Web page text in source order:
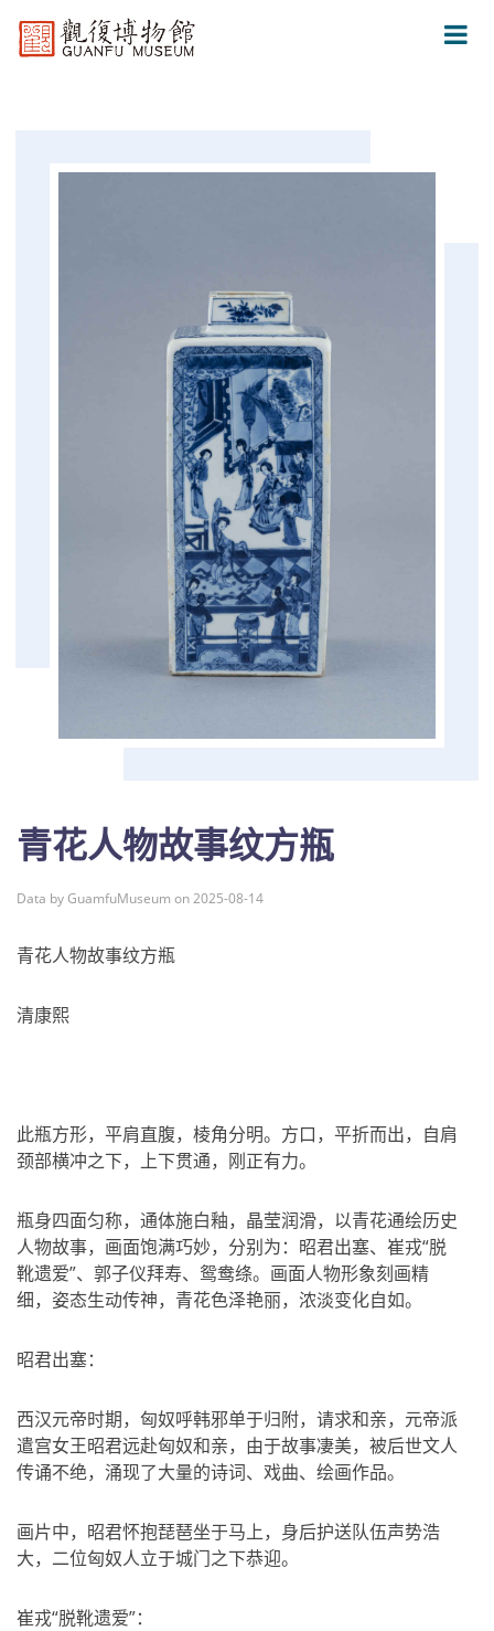
青花人物故事纹方瓶
Data by GuamfuMuseum on 2025-08-14
青花人物故事纹方瓶
清康熙
此瓶方形，平肩直腹，棱角分明。方口，平折而出，自肩
颈部横冲之下，上下贯通，刚正有力。
瓶身四面匀称，通体施白釉，晶莹润滑，以青花通绘历史
人物故事，画面饱满巧妙，分别为：昭君出塞、崔戎“脱
靴遗爱”、郭子仪拜寿、鸳鸯绦。画面人物形象刻画精
细，姿态生动传神，青花色泽艳丽，浓淡变化自如。
昭君出塞：
西汉元帝时期，匈奴呼韩邪单于归附，请求和亲，元帝派
遣宫女王昭君远赴匈奴和亲，由于故事凄美，被后世文人
传诵不绝，涌现了大量的诗词、戏曲、绘画作品。
画片中，昭君怀抱琵琶坐于马上，身后护送队伍声势浩
大，二位匈奴人立于城门之下恭迎。
崔戎“脱靴遗爱”：